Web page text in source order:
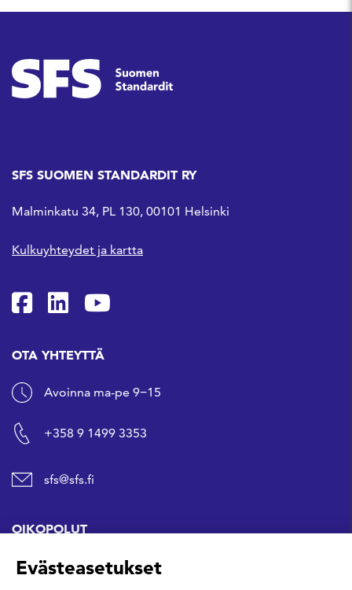
SFS SUOMEN STANDARDIT RY
Malminkatu 34, PL 130, 00101 Helsinki
Kulkuyhteydet ja kartta
SFS Facebookissa
SFS Linkedinissä
SFS Youtubessa
OTA YHTEYTTÄ
Avoinna ma-pe 9−15
+358 9 1499 3353
sfs@sfs.fi
OIKOPOLUT
Hanki standardi
Evästeasetukset